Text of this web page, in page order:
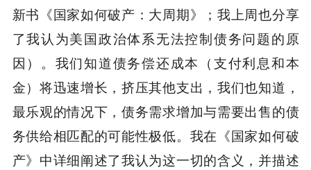
新书《国家如何破产：大周期》；我上周也分享
了我认为美国政治体系无法控制债务问题的原
因）。我们知道债务偿还成本（支付利息和本
金）将迅速增长，挤压其他支出，我们也知道，
最乐观的情况下，债务需求增加与需要出售的债
务供给相匹配的可能性极低。我在《国家如何破
产》中详细阐述了我认为这一切的含义，并描述